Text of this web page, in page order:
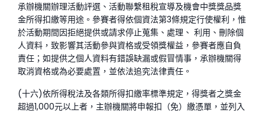
承辦機關辦理活動評選、活動聯繫租稅宣導及機會中獎獎品獎
金所得扣繳等用途。參賽者得依個資法第3條規定行使權利，惟
於活動期間因拒絕提供或請求停止蒐集、處理、 利用、刪除個
人資料，致影響其活動參與資格或受領獎權益，參賽者應自負
責任；如提供之個人資料有錯誤缺漏或假冒情事，承辦機關得
取消資格或為必要處置，並依法追究法律責任。
(十六)依所得稅法及各類所得扣繳率標準規定，得獎者之獎金
超過1,000元以上者，主辦機關將申報扣（免）繳憑單，並列入